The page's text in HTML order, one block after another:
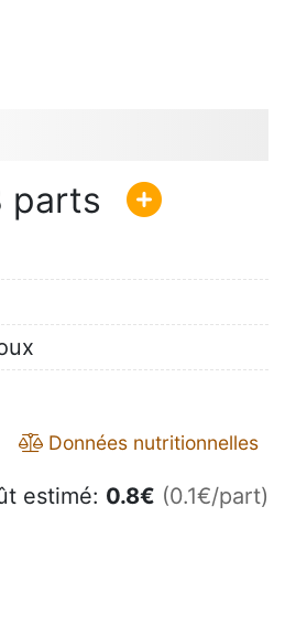
Données nutritionnelles
estimé: 0.8€ (0.1€/part)